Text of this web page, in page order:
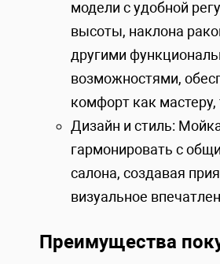
модели с удобной
высоты, наклона
другими
возможностями,
комфорт как мастеру,
Дизайн и стиль:
гармонировать с
салона, создавая
визуальное
Преимущества